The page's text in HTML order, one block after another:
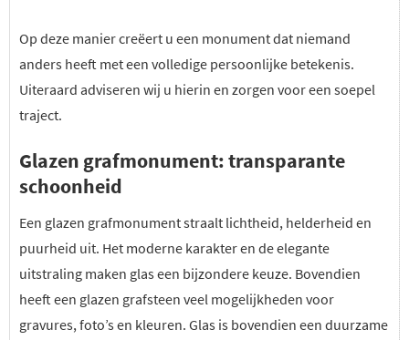
Op deze manier creëert u een monument dat niemand
anders heeft met een volledige persoonlijke betekenis.
Uiteraard adviseren wij u hierin en zorgen voor een soepel
traject.
Glazen grafmonument: transparante
schoonheid
Een glazen grafmonument straalt lichtheid, helderheid en
puurheid uit. Het moderne karakter en de elegante
uitstraling maken glas een bijzondere keuze. Bovendien
heeft een glazen grafsteen veel mogelijkheden voor
gravures, foto’s en kleuren. Glas is bovendien een duurzame